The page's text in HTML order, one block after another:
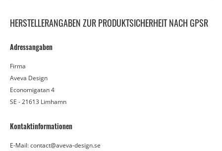
HERSTELLERANGABEN ZUR PRODUKTSICHERHEIT NACH GPSR
Adressangaben
Firma
Aveva Design
Economigatan 4
SE - 21613 Limhamn
Kontaktinformationen
E-Mail: contact@aveva-design.se